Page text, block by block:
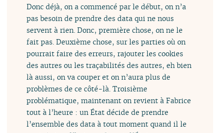
Donc déjà, on a commencé par le début, on n’a
pas besoin de prendre des data qui ne nous
servent à rien. Donc, première chose, on ne le
fait pas. Deuxième chose, sur les parties où on
pourrait faire des erreurs, rajouter les cookies
des autres ou les traçabilités des autres, eh bien
là aussi, on va couper et on n’aura plus de
problèmes de ce côté-là. Troisième
problématique, maintenant on revient à Fabrice
tout à l’heure : un État décide de prendre
l’ensemble des data à tout moment quand il le